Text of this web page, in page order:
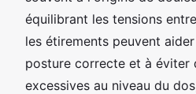
équilibrant les tensions
les étirements peuvent
posture correcte et à éviter
excessives au niveau du